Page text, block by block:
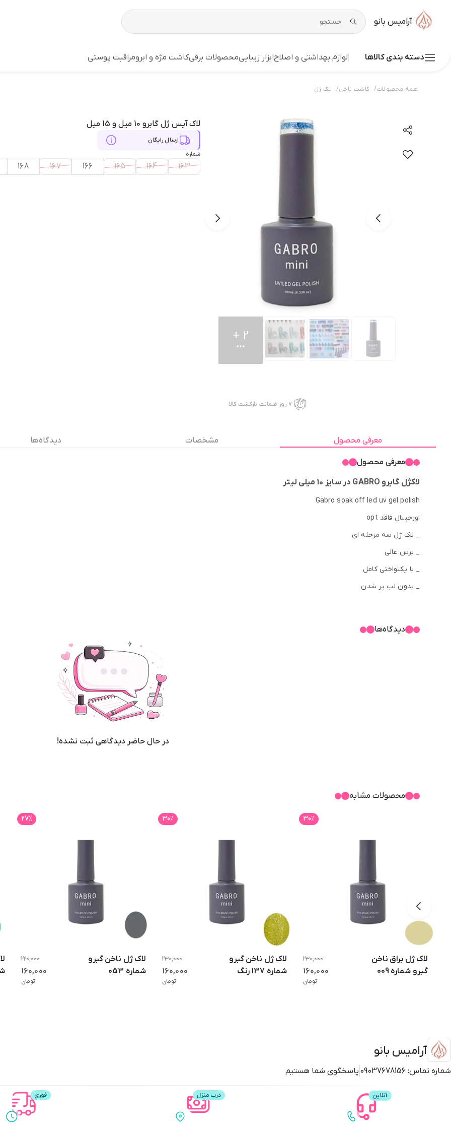
آرامیس بانو
دسته بندی کالاها لوازم بهداشتی و اصلاحابزار زیباییمحصولات برقیکاشت مژه و ابرومراقبت پوستی
همه محصولات/ کاشت ناخن/ لاک ژل
2
+
لاک آیس ژل گابرو 10 میل و 15 میل
ارسال رایگان
شماره
163
164
165
166
167
168
۷ روز ضمانت بازگشت کالا
معرفی محصول مشخصات دیدگاه ها
معرفی محصول
لاکژل گابرو GABRO در سایز 10 میلی لیتر
Gabro soak off led uv gel polish
اورجینال فاقد opt
_ لاک ژل سه مرحله ای
_ برس عالی
_ با یکنواختی کامل
_ بدون لب پر شدن
دارای دیسکو، آبنباتی .سرامیکی .آیس، رابر بیس، چشم گربه ای، تاپ کات (تاپ شاین)، تاپ مات، بیس ژل و …
امروزه استفاده از ژل لاک ها در میان خانم ها بسیار محبوب شده است و این نوع محصولات در تمامی سالن های کاشت ناخن یافت می شوند.
لاک های ژلیش یا همان ژل لاک ها دوام بسیار طولانی تری نسبت به لاک های معمولی دارند و بسیار مقاوم تر اند، دوام این لاک ها به 1 ماه و شاید هم بیشتر می رسد.
جلوه درخشان آنها و دوام طولانی، باعث شده است امروزه این سبک از لاک، جایگزین روش قدیمی و لاک های معمولی شود.
جزو لاک های سه مرحله ای است که نیاز به بیس کات و تاپ کات دارد. این ژل لاک برای خشک شدن نیاز به دستگاه یووی دارند.
دیدگاه‌ها
در حال حاضر دیدگاهی ثبت نشده!
محصولات مشابه
30٪
لاک ژل براق ناخن
گبرو شماره 009
230,000
160,000
تومان
30٪
لاک ژل ناخن گبرو
شماره 137 رنگ
230,000
160,000
تومان
27٪
لاک ژل ناخن گبرو
شماره 053
220,000
160,000
تومان
آرامیس بانو
شماره تماس: 09037678156 پاسخگوی شما هستیم